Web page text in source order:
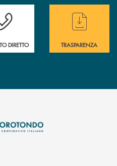
di assistenza immediata ?
DIRETTO
Hai bisogno di
TRASPARENZA